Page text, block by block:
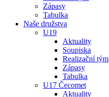
Zápasy
Tabulka
Naše družstva
U19
Aktuality
Soupiska
Realizační tým
Zápasy
Tabulka
U17 Čecomet
Aktuality